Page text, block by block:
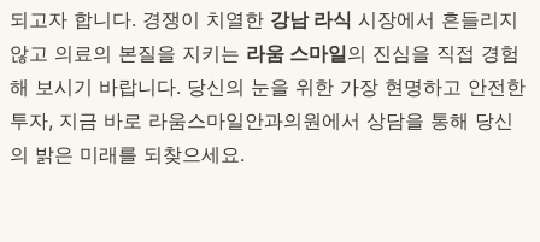
되고자 합니다. 경쟁이 치열한 강남 라식 시장에서 흔들리지
않고 의료의 본질을 지키는 라움 스마일의 진심을 직접 경험
해 보시기 바랍니다. 당신의 눈을 위한 가장 현명하고 안전한
투자, 지금 바로 라움스마일안과의원에서 상담을 통해 당신
의 밝은 미래를 되찾으세요.